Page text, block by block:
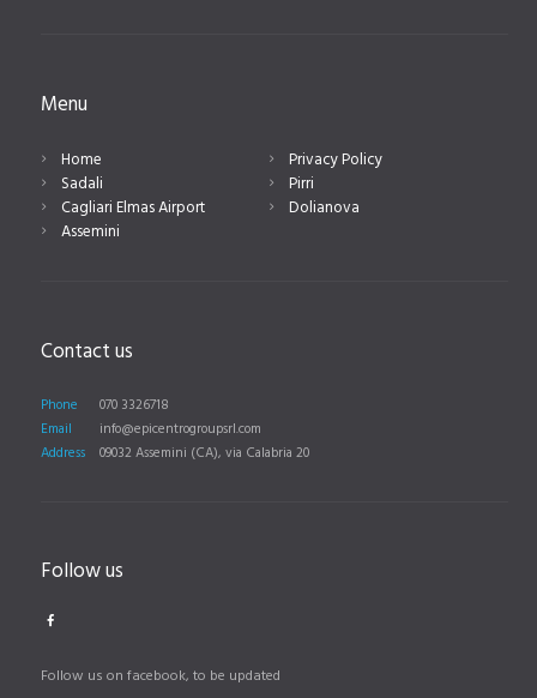
Menu
Home
Privacy Policy
Sadali
Pirri
Cagliari Elmas Airport
Dolianova
Assemini
Contact us
Phone
070 3326718
Email
info@epicentrogroupsrl.com
Address
09032 Assemini (CA), via Calabria 20
Follow us
Follow us on facebook, to be updated